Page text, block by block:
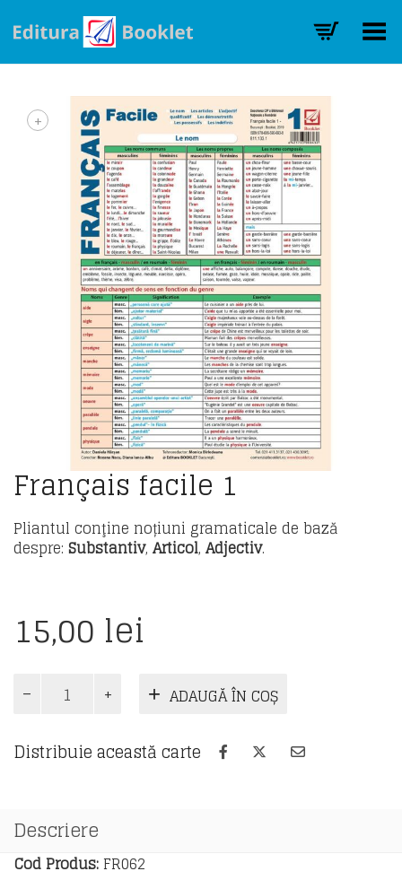
Toggle Menu
+
Français facile 1
Pliantul conţine noțiuni gramaticale de bază
despre: Substantiv, Articol, Adjectiv.
15,00 lei
Cantitate
Français
1
ADAUGĂ ÎN COȘ
Distribuie această carte
Descriere
Cod Produs: FR062